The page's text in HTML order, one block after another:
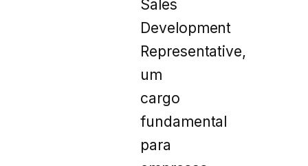
Sales
Development
Representative,
um
cargo
fundamental
para